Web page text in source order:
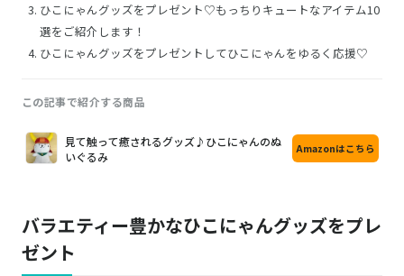
ひこにゃんグッズをプレゼント♡もっちりキュートなアイテム10
選をご紹介します！
ひこにゃんグッズをプレゼントしてひこにゃんをゆるく応援♡
この記事で紹介する商品
画
像
商
品
購
入
見て触って癒されるグッズ♪ひこにゃんのぬ
いぐるみ
Amazonはこちら
バラエティー豊かなひこにゃんグッズをプレ
ゼント